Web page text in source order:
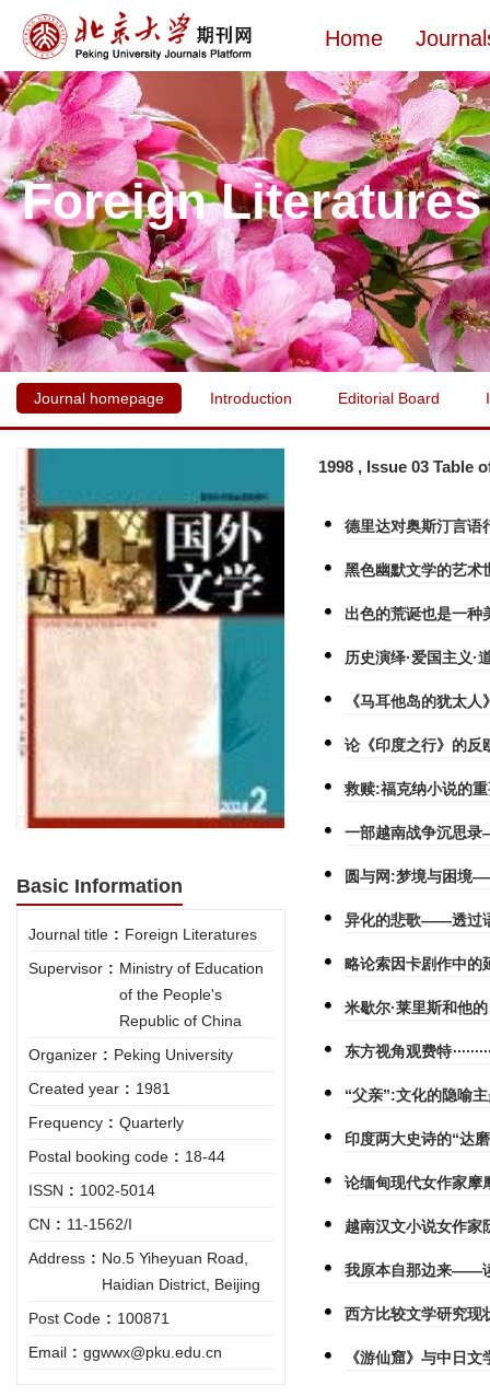
Home
Foreign Literatures
Journal homepage Introduction Editorial Board
Basic Information
Journal title : Foreign Literatures
Supervisor : Ministry of Education
of the People's
Republic of China
Organizer : Peking University
Created year : 1981
Frequency : Quarterly
Postal booking code : 18-44
ISSN : 1002-5014
CN : 11-1562/I
Address : No.5 Yiheyuan Road,
Haidian District, Beijing
Post Code : 100871
Email : ggwwx@pku.edu.cn
1998 , Issue 03 Table
德里达对奥斯汀言语
黑色幽默文学的艺术
出色的荒诞也是一
历史演绎·爱国主义
《马耳他岛的犹太
论《印度之行》的反
救赎:福克纳小说的
一部越南战争沉思
圆与网:梦境与困境
异化的悲歌——透过
略论索因卡剧作中的
米歇尔·莱里斯和他
东方视角观费特
“父亲”:文化的隐喻
印度两大史诗的“达
论缅甸现代女作家摩
越南汉文小说女作家
我原本自那边来——
西方比较文学研究现
《游仙窟》与中日文